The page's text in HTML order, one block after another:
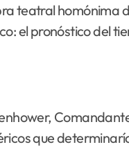
teatral homónima
el pronóstico del
que